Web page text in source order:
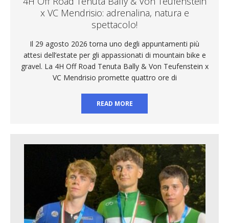
x VC Mendrisio: adrenalina, natura e
spettacolo!
Il 29 agosto 2026 torna uno degli appuntamenti più
attesi dell’estate per gli appassionati di mountain bike e
gravel. La 4H Off Road Tenuta Bally & Von Teufenstein x
VC Mendrisio promette quattro ore di
READ MORE